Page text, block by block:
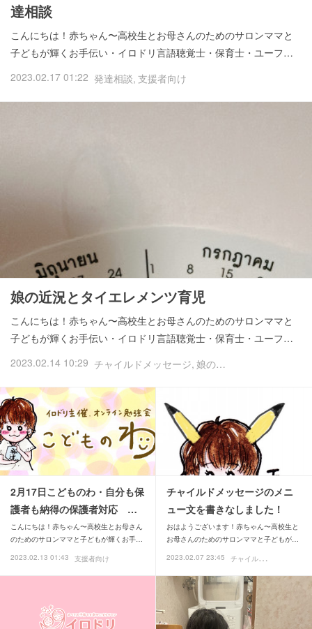
達相談
こんにちは！赤ちゃん〜高校生とお母さんのためのサロンママと
子どもが輝くお手伝い・イロドリ言語聴覚士・保育士・ユーフ…
2023.02.17 01:22 発達相談 支援者向け
娘の近況とタイエレメンツ育児
こんにちは！赤ちゃん〜高校生とお母さんのためのサロンママと
子どもが輝くお手伝い・イロドリ言語聴覚士・保育士・ユーフ…
2023.02.14 10:29 チャイルドメッセージ 娘のこと
2月17日こどものわ・自分も保
護者も納得の保護者対応 …
こんにちは！赤ちゃん〜高校生とお母さん
のためのサロンママと子どもが輝くお手…
2023.02.13 01:43
支援者向け
チャイルドメッセージのメニ
ュー文を書きなしました！
おはようございます！赤ちゃん〜高校生と
お母さんのためのサロンママと子どもが…
2023.02.07 23:45
チ
ャイルドメッセージ